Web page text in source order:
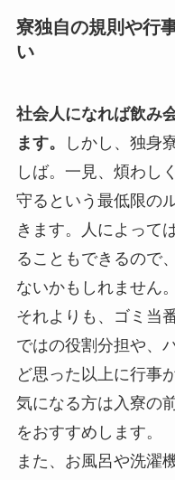
寮独自の規則や行
い
社会人になれば飲み
ます。
しかし、独身
しば。一見、煩わし
守るという最低限の
きます。人によって
ることもできるので
ないかもしれません。
それよりも、ゴミ当
ではの役割分担や、
ど思った以上に行事
気になる方は入寮の
をおすすめします。
また、お風呂や洗濯